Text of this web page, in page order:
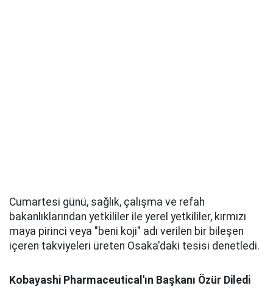
Cumartesi günü, sağlık, çalışma ve refah
bakanlıklarından yetkililer ile yerel yetkililer, kırmızı
maya pirinci veya "beni koji" adı verilen bir bileşen
içeren takviyeleri üreten Osaka'daki tesisi denetledi.
Kobayashi Pharmaceutical'ın Başkanı Özür Diledi